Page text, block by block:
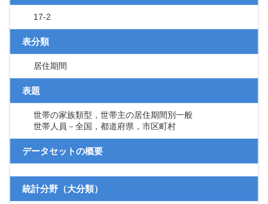
17-2
表分類
居住期間
表題
世帯の家族類型，世帯主の居住期間別一般
世帯人員－全国，都道府県，市区町村
データセットの概要
統計分野（大分類）